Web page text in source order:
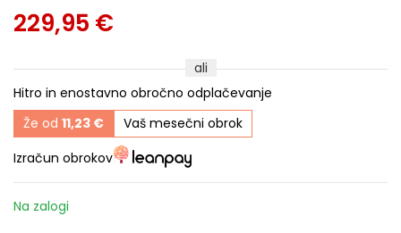
229,95 €
ali
Hitro in enostavno obročno odplačevanje
Že od 11,23 €
Vaš mesečni obrok
Izračun obrokov
Na zalogi